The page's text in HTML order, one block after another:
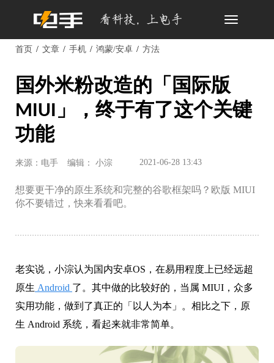
Toggle
首页 文章 手机 鸿蒙/安卓 方法
国外米粉改造的「国际版
MIUI」，终于有了这个关键
功能
来源：电手 编辑： 小淙 2021-06-28 13:43
想要更干净的原生系统和完整的谷歌框架吗？欧版 MIUI
你不要错过，快来看看吧。
老实说，小淙认为国内安卓OS，在易用程度上已经远超
原生 Android 了。其中做的比较好的，当属 MIUI，众多
实用功能，做到了真正的「以人为本」。相比之下，原
生 Android 系统，看起来就非常简单。